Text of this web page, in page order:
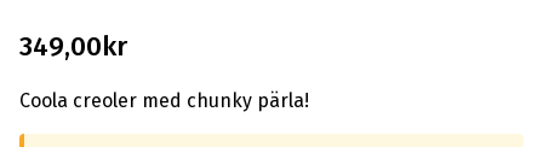
349,00kr
Coola creoler med chunky pärla!